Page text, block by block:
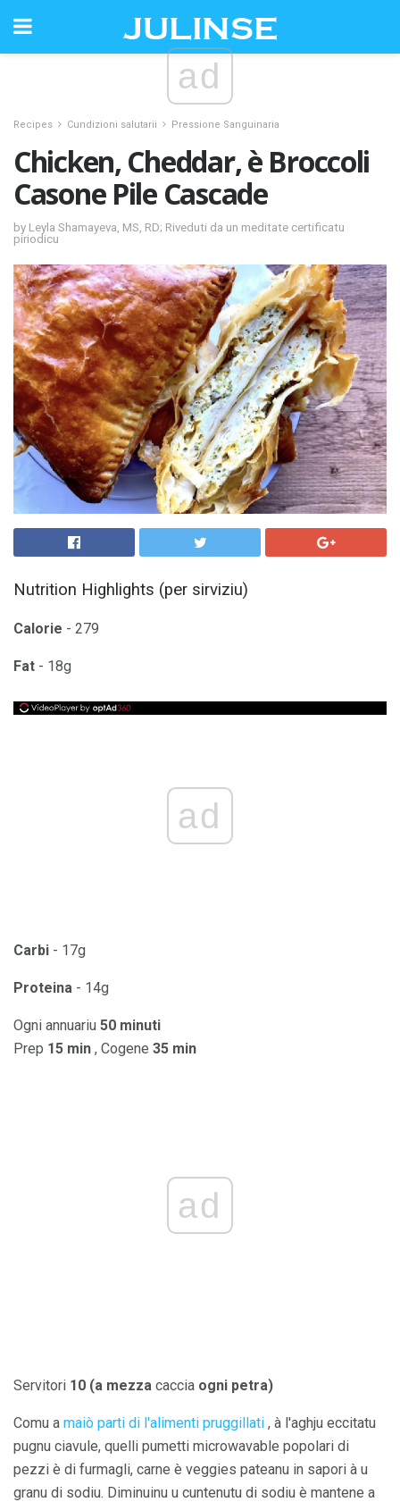
ad
Recipes Cundizioni salutarii Pressione Sanguinaria
Chicken, Cheddar, è Broccoli
Casone Pile Cascade
by Leyla Shamayeva, MS, RD; Riveduti da un meditate certificatu
piriodicu
Nutrition Highlights (per sirviziu)
Calorie - 279
Fat - 18g
ad
Carbi - 17g
Proteina - 14g
Ogni annuariu 50 minuti
Prep 15 min , Cogene 35 min
ad
Servitori 10 (a mezza caccia ogni petra)
Comu a maiò parti di l'alimenti pruggillati , à l'aghju eccitatu
pugnu ciavule, quelli pumetti microwavable popolari di
pezzi è di furmagli, carne è veggies pateanu in sapori à u
granu di sodiu. Diminuinu u cuntenutu di sodiu è mantene a